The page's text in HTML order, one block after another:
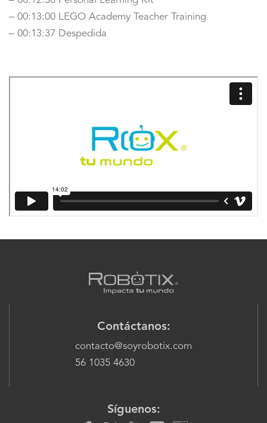
– 00:13:00 LEGO Academy Teacher Training
– 00:13:37 Despedida
Contáctanos:
contacto@soyrobotix.com
56 1035 4630
Síguenos: